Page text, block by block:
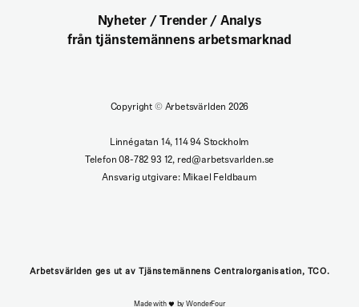
Nyheter / Trender / Analys
från tjänstemännens arbetsmarknad
Copyright ©Arbetsvärlden 2026
Linnégatan 14, 114 94 Stockholm
Telefon 08-782 93 12, red@arbetsvarlden.se
Ansvarig utgivare: Mikael Feldbaum
Arbetsvärlden ges ut av Tjänstemännens Centralorganisation, TCO.
Made with by WonderFour